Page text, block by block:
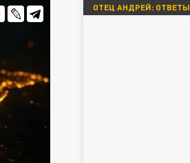
ОТЕЦ АНДРЕЙ: ОТВЕТЫ